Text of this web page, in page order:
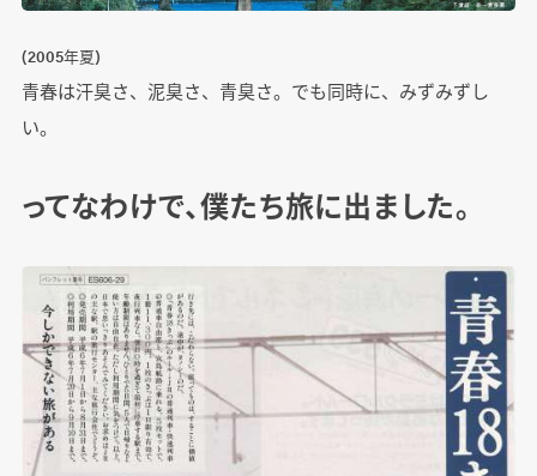
(2005年夏)
青春は汗臭さ、泥臭さ、青臭さ。でも同時に、みずみずし
い。
ってなわけで、僕たち旅に出ました。